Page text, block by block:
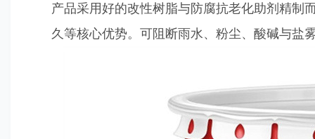
产品采用好的改性树脂与防腐抗老化助剂精制
久等核心优势。可阻断雨水、粉尘、酸碱与盐